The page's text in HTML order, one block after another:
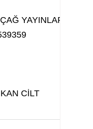
YAYINLARI
CILT